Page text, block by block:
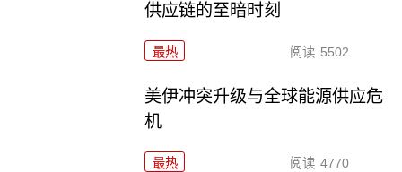
供应链的至暗时刻
最热 阅读 5502
美伊冲突升级与全球能源供应危
机
最热 阅读 4770